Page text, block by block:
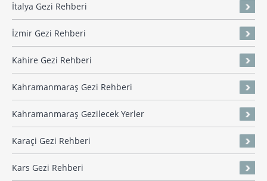
İtalya Gezi Rehberi
İzmir Gezi Rehberi
Kahire Gezi Rehberi
Kahramanmaraş Gezi Rehberi
Kahramanmaraş Gezilecek Yerler
Karaçi Gezi Rehberi
Kars Gezi Rehberi